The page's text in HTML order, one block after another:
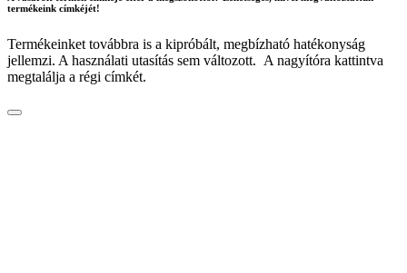
termékeink címkéjét!
Termékeinket továbbra is a kipróbált, megbízható hatékonyság
jellemzi. A használati utasítás sem változott. A nagyítóra kattintva
megtalálja a régi címkét.